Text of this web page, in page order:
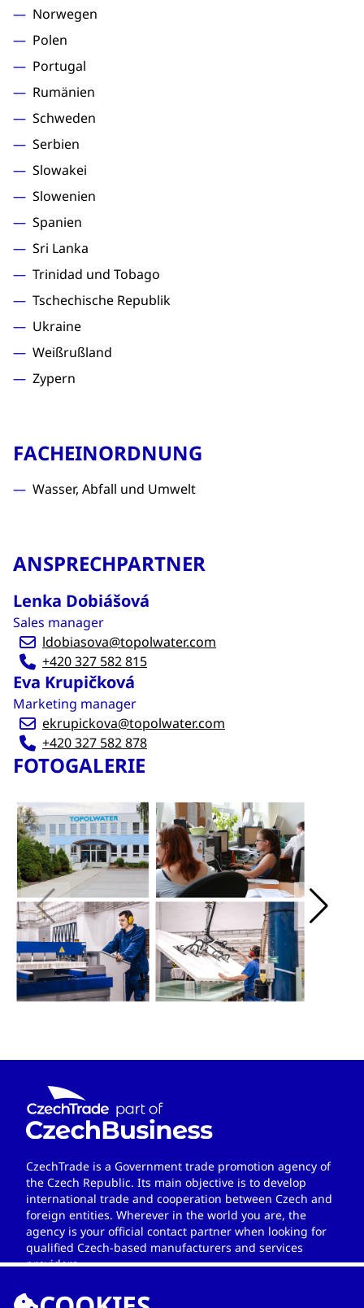
Norwegen
Polen
Portugal
Rumänien
Schweden
Serbien
Slowakei
Slowenien
Spanien
Sri Lanka
Trinidad und Tobago
Tschechische Republik
Ukraine
Weißrußland
Zypern
FACHEINORDNUNG
Wasser, Abfall und Umwelt
ANSPRECHPARTNER
Lenka Dobiášová
Sales manager
ldobiasova@topolwater.com
+420 327 582 815
Eva Krupičková
Marketing manager
ekrupickova@topolwater.com
+420 327 582 878
FOTOGALERIE
CzechTrade is a Government trade promotion agency of
the Czech Republic. Its main objective is to develop
international trade and cooperation between Czech and
foreign entities. Wherever in the world you are, the
agency is your official contact partner when looking for
qualified Czech-based manufacturers and services
providers.